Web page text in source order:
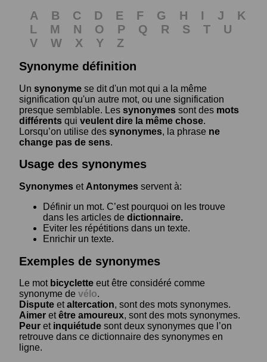
A B C D E F G H I J
K
L
M N O P Q R S T
U
V
W X Y
Z
Synonyme définition
Un synonyme se dit d'un mot qui a la même
signification qu'un autre mot, ou une signification
presque semblable. Les synonymes sont des mots
différents qui veulent dire la même chose.
Lorsqu’on utilise des synonymes, la phrase ne
change pas de sens.
Usage des synonymes
Synonymes et Antonymes servent à:
Définir un mot. C’est pourquoi on les trouve
dans les articles de dictionnaire.
Eviter les répétitions dans un texte.
Enrichir un texte.
Exemples de synonymes
Le mot bicyclette eut être considéré comme
synonyme de vélo.
Dispute etaltercation, sont des mots synonymes.
Aimer etêtre amoureux, sont des mots synonymes.
Peur et inquiétude sont deux synonymes que l’on
retrouve dans ce dictionnaire des synonymes en
ligne.